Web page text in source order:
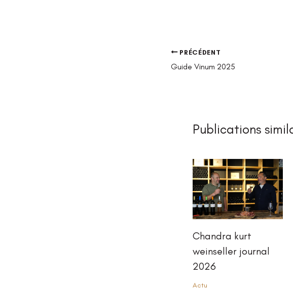
PRÉCÉDENT
Guide Vinum 2025
Publications
Chandra kurt
weinseller journal
2026
Actu